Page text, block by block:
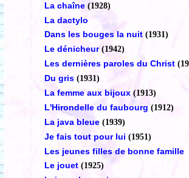
La chaîne (1928)
La dactylo
Dans les bouges la nuit (1931)
Le dénicheur (1942)
Les dernières paroles du Christ
Du gris (1931)
La femme aux bijoux (1913)
L'Hirondelle du faubourg (1912)
La java bleue (1939)
Je fais tout pour lui (1951)
Les jeunes filles de bonne famille
Le jouet (1925)